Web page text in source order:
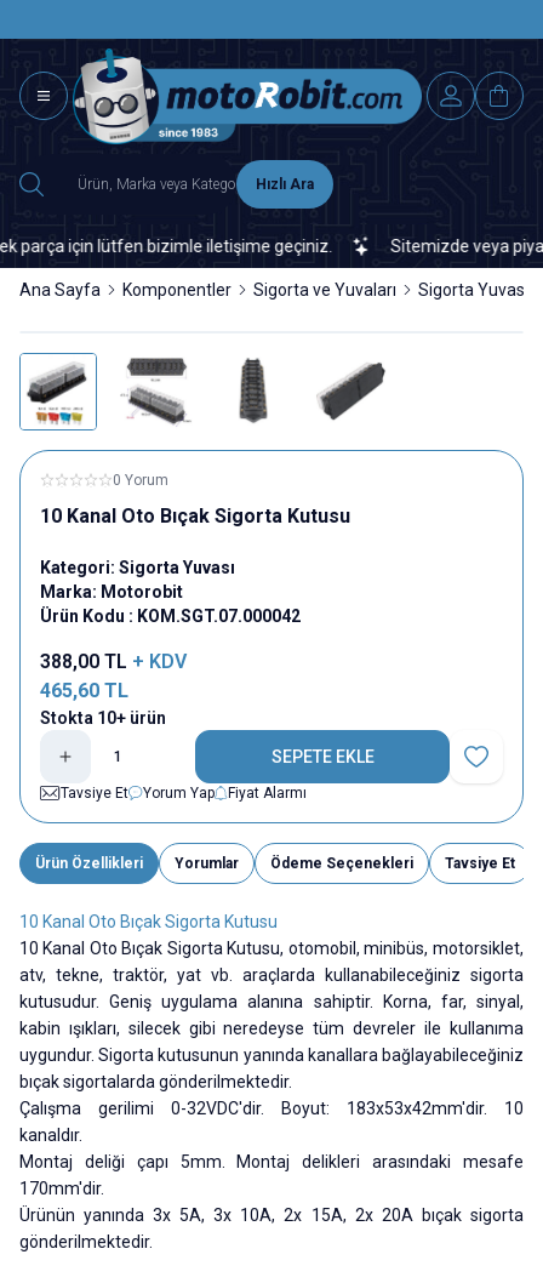
Hızlı Ara
için lütfen bizimle iletişime geçiniz. Sitemizde veya
Ana Sayfa Komponentler Sigorta ve Yuvaları Sigorta Yuvası
0 Yorum
10 Kanal Oto Bıçak Sigorta Kutusu
Kategori: Sigorta Yuvası
Marka: Motorobit
Ürün Kodu : KOM.SGT.07.000042
388,00 TL + KDV
465,60 TL
Stokta 10+ ürün
SEPETE EKLE
Favoriye
Tavsiye Et
Yorum Yap Fiyat Alarmı
Ürün Özellikleri Yorumlar Ödeme Seçenekleri Tavsiye Et
10 Kanal Oto Bıçak Sigorta Kutusu
10 Kanal Oto Bıçak Sigorta Kutusu, otomobil, minibüs, motorsiklet,
atv, tekne, traktör, yat vb. araçlarda kullanabileceğiniz sigorta
kutusudur. Geniş uygulama alanına sahiptir. Korna, far, sinyal,
kabin ışıkları, silecek gibi neredeyse tüm devreler ile kullanıma
uygundur. Sigorta kutusunun yanında kanallara bağlayabileceğiniz
bıçak sigortalarda gönderilmektedir.
Çalışma gerilimi 0-32VDC'dir. Boyut: 183x53x42mm'dir. 10
kanaldır.
Montaj deliği çapı 5mm. Montaj delikleri arasındaki mesafe
170mm'dir.
Ürünün yanında 3x 5A, 3x 10A, 2x 15A, 2x 20A bıçak sigorta
gönderilmektedir.